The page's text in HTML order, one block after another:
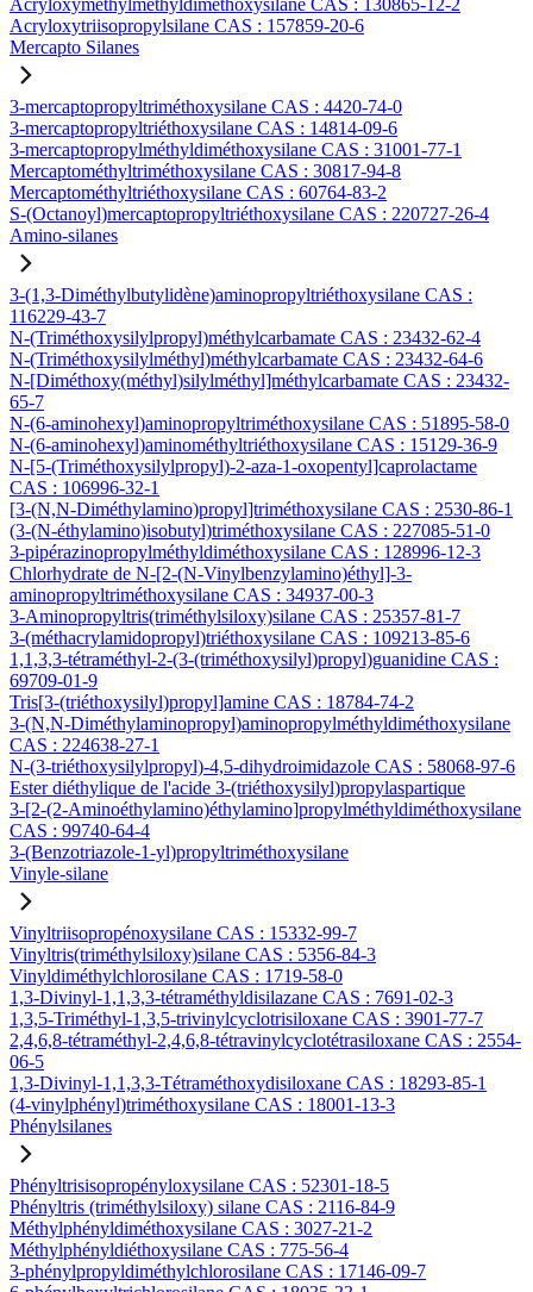
Acryloxyméthylméthyldiméthoxysilane CAS : 130865-12-2
Acryloxytriisopropylsilane CAS : 157859-20-6
Mercapto Silanes
3-mercaptopropyltriméthoxysilane CAS : 4420-74-0
3-mercaptopropyltriéthoxysilane CAS : 14814-09-6
3-mercaptopropylméthyldiméthoxysilane CAS : 31001-77-1
Mercaptométhyltriméthoxysilane CAS : 30817-94-8
Mercaptométhyltriéthoxysilane CAS : 60764-83-2
S-(Octanoyl)mercaptopropyltriéthoxysilane CAS : 220727-26-4
Amino-silanes
3-(1,3-Diméthylbutylidène)aminopropyltriéthoxysilane CAS :
116229-43-7
N-(Triméthoxysilylpropyl)méthylcarbamate CAS : 23432-62-4
N-(Triméthoxysilylméthyl)méthylcarbamate CAS : 23432-64-6
N-[Diméthoxy(méthyl)silylméthyl]méthylcarbamate CAS : 23432-
65-7
N-(6-aminohexyl)aminopropyltriméthoxysilane CAS : 51895-58-0
N-(6-aminohexyl)aminométhyltriéthoxysilane CAS : 15129-36-9
N-[5-(Triméthoxysilylpropyl)-2-aza-1-oxopentyl]caprolactame
CAS : 106996-32-1
[3-(N,N-Diméthylamino)propyl]triméthoxysilane CAS : 2530-86-1
(3-(N-éthylamino)isobutyl)triméthoxysilane CAS : 227085-51-0
3-pipérazinopropylméthyldiméthoxysilane CAS : 128996-12-3
Chlorhydrate de N-[2-(N-Vinylbenzylamino)éthyl]-3-
aminopropyltriméthoxysilane CAS : 34937-00-3
3-Aminopropyltris(triméthylsiloxy)silane CAS : 25357-81-7
3-(méthacrylamidopropyl)triéthoxysilane CAS : 109213-85-6
1,1,3,3-tétraméthyl-2-(3-(triméthoxysilyl)propyl)guanidine CAS :
69709-01-9
Tris[3-(triéthoxysilyl)propyl]amine CAS : 18784-74-2
3-(N,N-Diméthylaminopropyl)aminopropylméthyldiméthoxysilane
CAS : 224638-27-1
N-(3-triéthoxysilylpropyl)-4,5-dihydroimidazole CAS : 58068-97-6
Ester diéthylique de l'acide 3-(triéthoxysilyl)propylaspartique
3-[2-(2-Aminoéthylamino)éthylamino]propylméthyldiméthoxysilane
CAS : 99740-64-4
3-(Benzotriazole-1-yl)propyltriméthoxysilane
Vinyle-silane
Vinyltriisopropénoxysilane CAS : 15332-99-7
Vinyltris(triméthylsiloxy)silane CAS : 5356-84-3
Vinyldiméthylchlorosilane CAS : 1719-58-0
1,3-Divinyl-1,1,3,3-tétraméthyldisilazane CAS : 7691-02-3
1,3,5-Triméthyl-1,3,5-trivinylcyclotrisiloxane CAS : 3901-77-7
2,4,6,8-tétraméthyl-2,4,6,8-tétravinylcyclotétrasiloxane CAS : 2554-
06-5
1,3-Divinyl-1,1,3,3-Tétraméthoxydisiloxane CAS : 18293-85-1
(4-vinylphényl)triméthoxysilane CAS : 18001-13-3
Phénylsilanes
Phényltrisisopropényloxysilane CAS : 52301-18-5
Phényltris (triméthylsiloxy) silane CAS : 2116-84-9
Méthylphényldiméthoxysilane CAS : 3027-21-2
Méthylphényldiéthoxysilane CAS : 775-56-4
3-phénylpropyldiméthylchlorosilane CAS : 17146-09-7